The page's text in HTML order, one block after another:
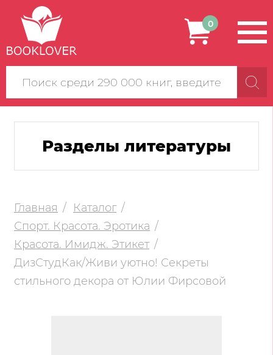
Поиск
по
сайту
0
Разделы литературы
Главная
Каталог
Спорт. Красота. Эротика
Красота. Имидж. Этикет
ДизСтудКак/Живи уютно! Секреты
стильного декора от Юлии Фирсовой